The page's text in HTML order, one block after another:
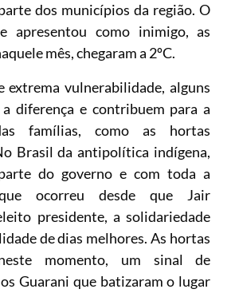
dos municípios da região. O
apresentou como inimigo, as
mês, chegaram a 2ºC.
extrema vulnerabilidade, alguns
diferença e contribuem para a
famílias, como as hortas
Brasil da antipolítica indígena,
do governo e com toda a
ocorreu desde que Jair
presidente, a solidariedade
de dias melhores. As hortas
momento, um sinal de
Guarani que batizaram o lugar